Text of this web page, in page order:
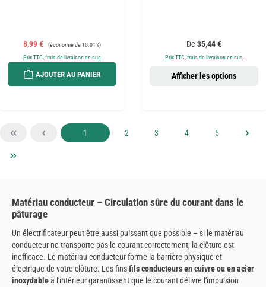
Prix de vente :
8,99 € Prix régulier :
(économie de 10.01%)
Prix TTC, frais de livraison en sus
AJOUTER AU PANIER
Prix régulier :
De 35,44 €
Prix TTC, frais de livraison en sus
Afficher les options
Page
1 Page
2 Page
3 Page
4 Page
5
Matériau conducteur – Circulation sûre du courant dans le
pâturage
Un électrificateur peut être aussi puissant que possible – si le matériau
conducteur ne transporte pas le courant correctement, la clôture est
inefficace. Le matériau conducteur forme la barrière physique et
électrique de votre clôture. Les finsfils conducteurs en cuivre ou en acier
inoxydableà l'intérieur garantissent que le courant délivre l'impulsion